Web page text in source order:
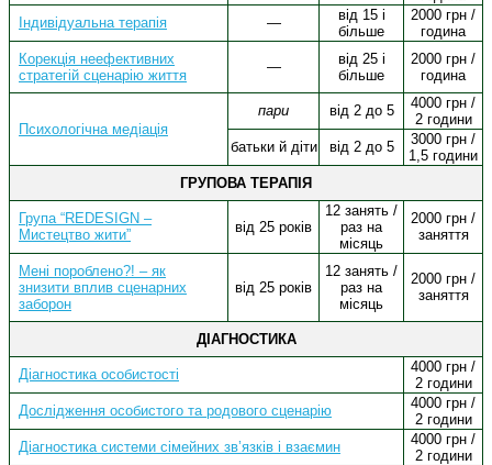
Індивідуальна терапія
—
від 15 і
більше
2000 грн /
година
Корекція неефективних
стратегій сценарію життя
—
від 25 і
більше
2000 грн /
година
Психологічна медіація
пари від 2 до 5
4000 грн /
2 години
батьки й діти
від 2 до 5
3000 грн /
1,5 години
ГРУПОВА ТЕРАПІЯ
Група “REDESIGN –
Мистецтво жити”
від 25 років
12 занять /
раз на
місяць
2000 грн /
заняття
Мені пороблено?! – як
знизити вплив сценарних
заборон
від 25 років
12 занять /
раз на
місяць
2000 грн /
заняття
ДІАГНОСТИКА
Діагностика особистості
4000 грн /
2 години
Дослідження особистого та родового сценарію
4000 грн /
2 години
Діагностика системи сімейних зв’язків і взаємин
4000 грн /
2 години